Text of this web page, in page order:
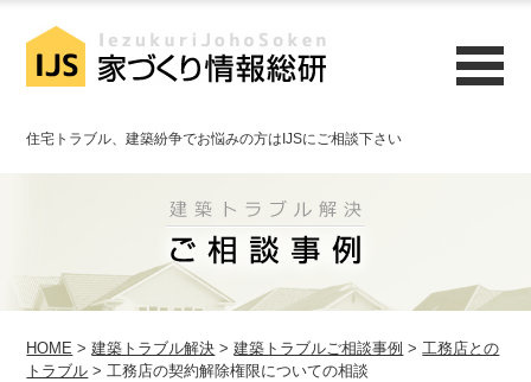
住宅トラブル、建築紛争でお悩みの方はIJSにご相談下さい
HOME >建築トラブル解決 >建築トラブルご相談事例 >工務店との
トラブル > 工務店の契約解除権限についての相談